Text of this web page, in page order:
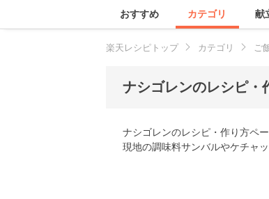
おすすめ カテゴリ 献
楽天レシピトップ カテゴリ ご
ナシゴレンのレシピ・
ナシゴレンのレシピ・作り方ペ
現地の調味料サンバルやケチャ